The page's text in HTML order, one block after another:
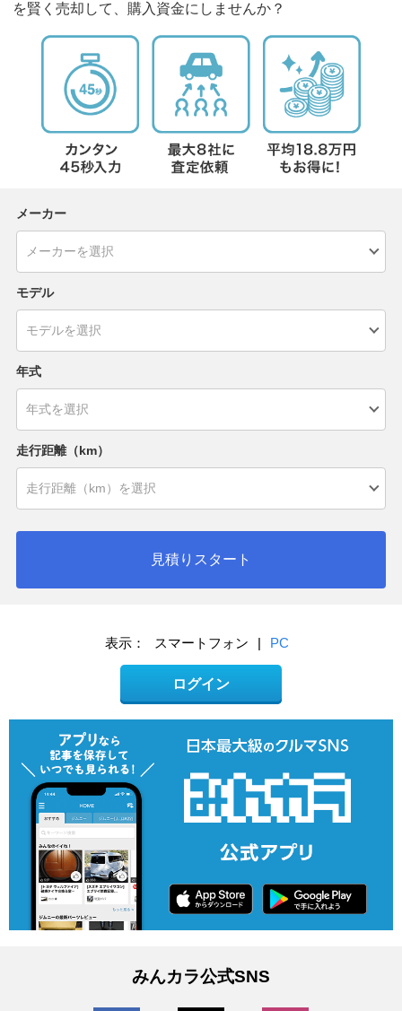
を賢く売却して、購入資金にしませんか？
メーカー
モデル
年式
走行距離（km）
見積りスタート
表示： スマートフォン | PC
ログイン
みんカラ公式SNS